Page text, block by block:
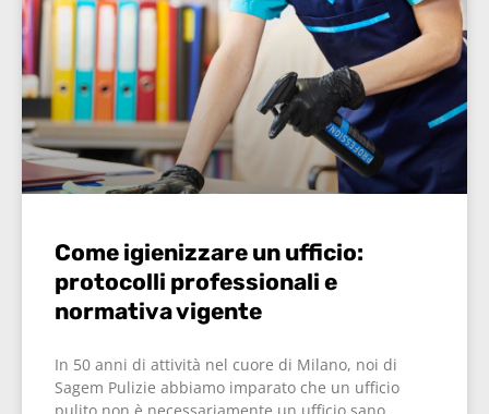
Come igienizzare un ufficio:
protocolli professionali e
normativa vigente
In 50 anni di attività nel cuore di Milano, noi di
Sagem Pulizie abbiamo imparato che un ufficio